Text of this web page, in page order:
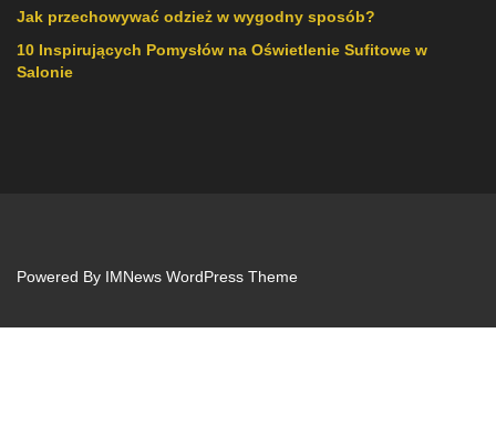
Jak przechowywać odzież w wygodny sposób?
10 Inspirujących Pomysłów na Oświetlenie Sufitowe w
Salonie
Powered By IMNews WordPress Theme